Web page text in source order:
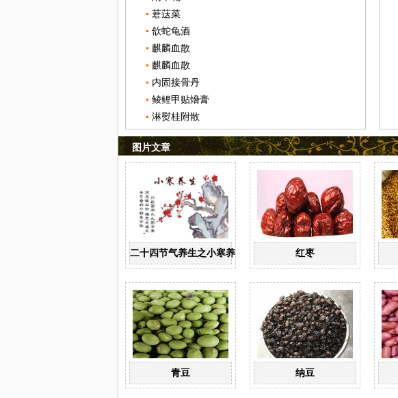
莙荙菜
欱蛇龟酒
麒麟血散
麒麟血散
内固接骨丹
鲮鲤甲贴熁膏
淋熨桂附散
图片文章
二十四节气养生之小寒养生 红枣
青豆 纳豆